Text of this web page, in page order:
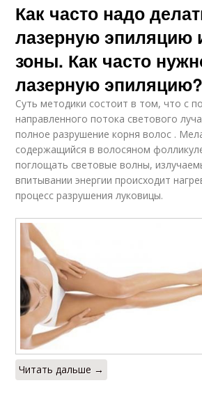
Как часто надо
лазерную эпиляцию
зоны. Как часто
лазерную эпиляцию?
Суть методики состоит в том, что с
направленного потока светового
полное разрушение корня волос .
содержащийся в волосяном
поглощать световые волны,
впитывании энергии происходит
процесс разрушения луковицы.
Читать дальше →